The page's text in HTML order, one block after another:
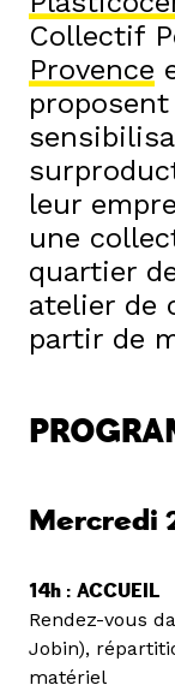
Collectif
Provence
leur
une
quartier
atelier de
partir de
Mercredi
14h : ACCUEIL
Rendez-vous
Jobin),
matériel